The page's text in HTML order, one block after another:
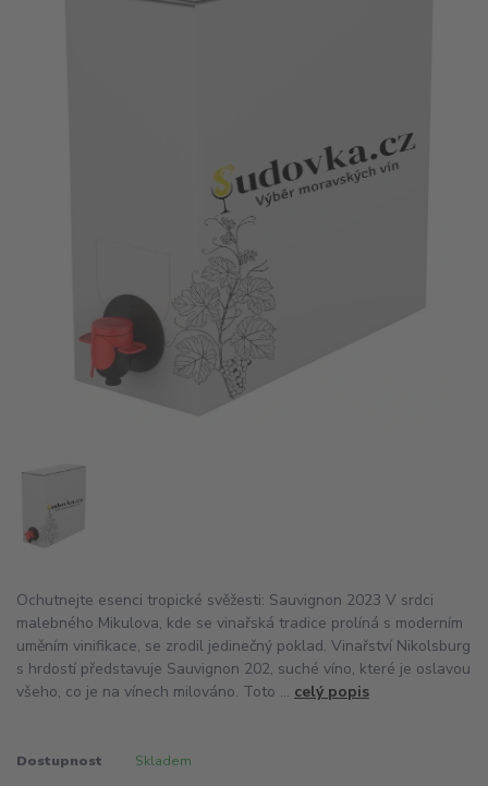
Ochutnejte esenci tropické svěžesti: Sauvignon 2023 V srdci
malebného Mikulova, kde se vinařská tradice prolíná s moderním
uměním vinifikace, se zrodil jedinečný poklad. Vinařství Nikolsburg
s hrdostí představuje Sauvignon 202, suché víno, které je oslavou
všeho, co je na vínech milováno. Toto ... celý popis
Dostupnost Skladem